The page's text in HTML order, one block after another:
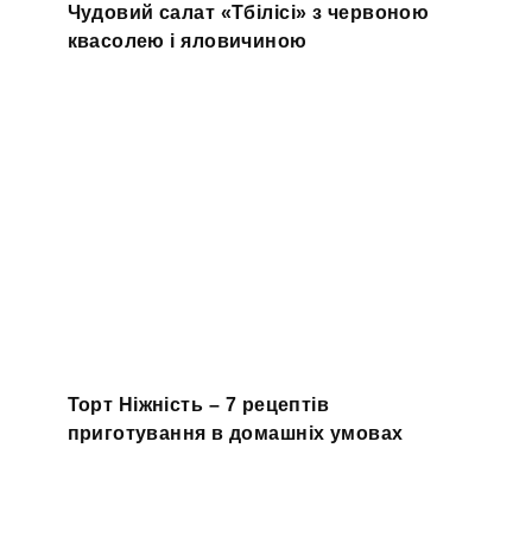
Чудовий салат «Тбілісі» з червоною
квасолею і яловичиною
Торт Ніжність – 7 рецептів
приготування в домашніх умовах